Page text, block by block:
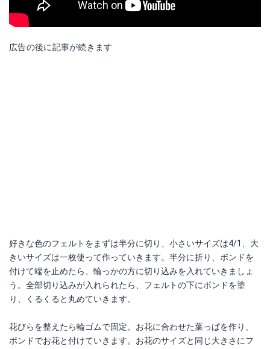
広告の後に記事が続きます
好きな色のフェルトをまずは半分に切り、小さいサイズは4/1、大
きいサイズは一枚使って作っていきます。半分に折り、ボンドを
付けて端を止めたら、輪っかの方に切り込みを入れていきましょ
う。全部切り込みが入れられたら、フェルトの下にボンドを塗
り、くるくると丸めていきます。
花びらを整えたら輪ゴムで固定。お花に合わせた葉っぱを作り、
ボンドでお花と付けていきます。お花のサイズと同じ大きさにフ